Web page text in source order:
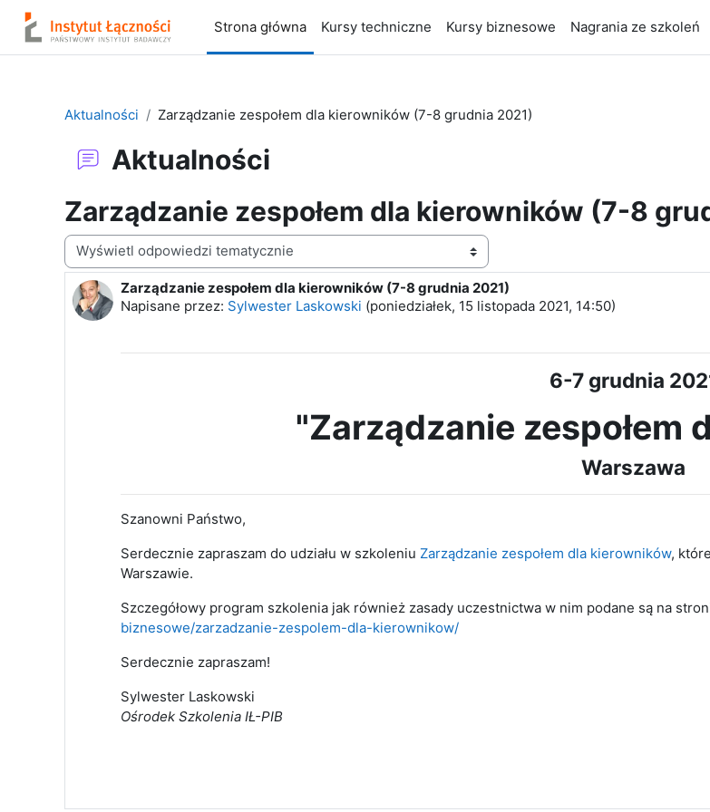
Przejdź do głównej zawartości
Strona główna
Kursy techniczne Kursy biznesowe Nagrania ze szkoleń
Aktualności Zarządzanie zespołem dla kierowników (7-8 grudnia 2021)
Aktualności
Zarządzanie zespołem dla kierowników (7-8
Sposób wyświetlania
Zarządzanie zespołem dla kierowników (7-8 grudnia 2021)
Napisane przez: Sylwester Laskowski (poniedziałek, 15 listopada 2021, 14:50)
Liczba odpowiedzi: 0
6-7 grudnia
"Zarządzanie zespołem
Warszawa
Szanowni Państwo,
Serdecznie zapraszam do udziału w szkoleniu Zarządzanie zespołem dla kierowników,
Warszawie.
Szczegółowy program szkolenia jak również zasady uczestnictwa w nim podane są na
biznesowe/zarzadzanie-zespolem-dla-kierownikow/
Serdecznie zapraszam!
Sylwester Laskowski
Ośrodek Szkolenia IŁ-PIB